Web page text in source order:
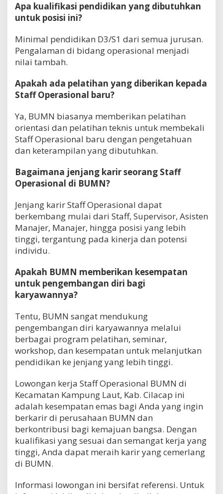
Apa kualifikasi pendidikan yang dibutuhkan
untuk posisi ini?
Minimal pendidikan D3/S1 dari semua jurusan.
Pengalaman di bidang operasional menjadi
nilai tambah.
Apakah ada pelatihan yang diberikan kepada
Staff Operasional baru?
Ya, BUMN biasanya memberikan pelatihan
orientasi dan pelatihan teknis untuk membekali
Staff Operasional baru dengan pengetahuan
dan keterampilan yang dibutuhkan.
Bagaimana jenjang karir seorang Staff
Operasional di BUMN?
Jenjang karir Staff Operasional dapat
berkembang mulai dari Staff, Supervisor, Asisten
Manajer, Manajer, hingga posisi yang lebih
tinggi, tergantung pada kinerja dan potensi
individu.
Apakah BUMN memberikan kesempatan
untuk pengembangan diri bagi
karyawannya?
Tentu, BUMN sangat mendukung
pengembangan diri karyawannya melalui
berbagai program pelatihan, seminar,
workshop, dan kesempatan untuk melanjutkan
pendidikan ke jenjang yang lebih tinggi.
Lowongan kerja Staff Operasional BUMN di
Kecamatan Kampung Laut, Kab. Cilacap ini
adalah kesempatan emas bagi Anda yang ingin
berkarir di perusahaan BUMN dan
berkontribusi bagi kemajuan bangsa. Dengan
kualifikasi yang sesuai dan semangat kerja yang
tinggi, Anda dapat meraih karir yang cemerlang
di BUMN.
Informasi lowongan ini bersifat referensi. Untuk